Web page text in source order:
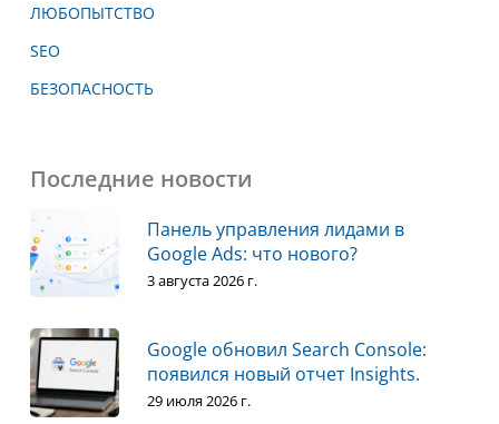
ЛЮБОПЫТСТВО
SEO
БЕЗОПАСНОСТЬ
Последние новости
Панель управления лидами в
Google Ads: что нового?
3 августа 2026 г.
Google обновил Search Console:
появился новый отчет Insights.
29 июля 2026 г.